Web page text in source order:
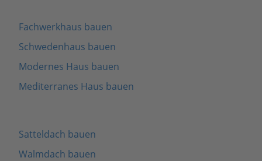
Fachwerkhaus bauen
Schwedenhaus bauen
Modernes Haus bauen
Mediterranes Haus bauen
Satteldach bauen
Walmdach bauen